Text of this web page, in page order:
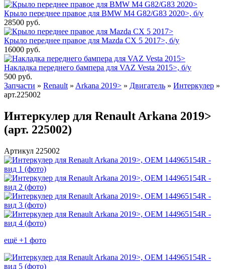
Крыло переднее правое для BMW M4 G82/G83 2020>, б/у
28500 руб.
Крыло переднее правое для Mazda CX 5 2017>, б/у
16000 руб.
Накладка переднего бампера для VAZ Vesta 2015>, б/у
500 руб.
Запчасти » Renault » Arkana 2019> » Двигатель » Интеркулер »
арт.225002
Интеркулер для Renault Arkana 2019>
(арт. 225002)
Артикул 225002
ещё +1 фото